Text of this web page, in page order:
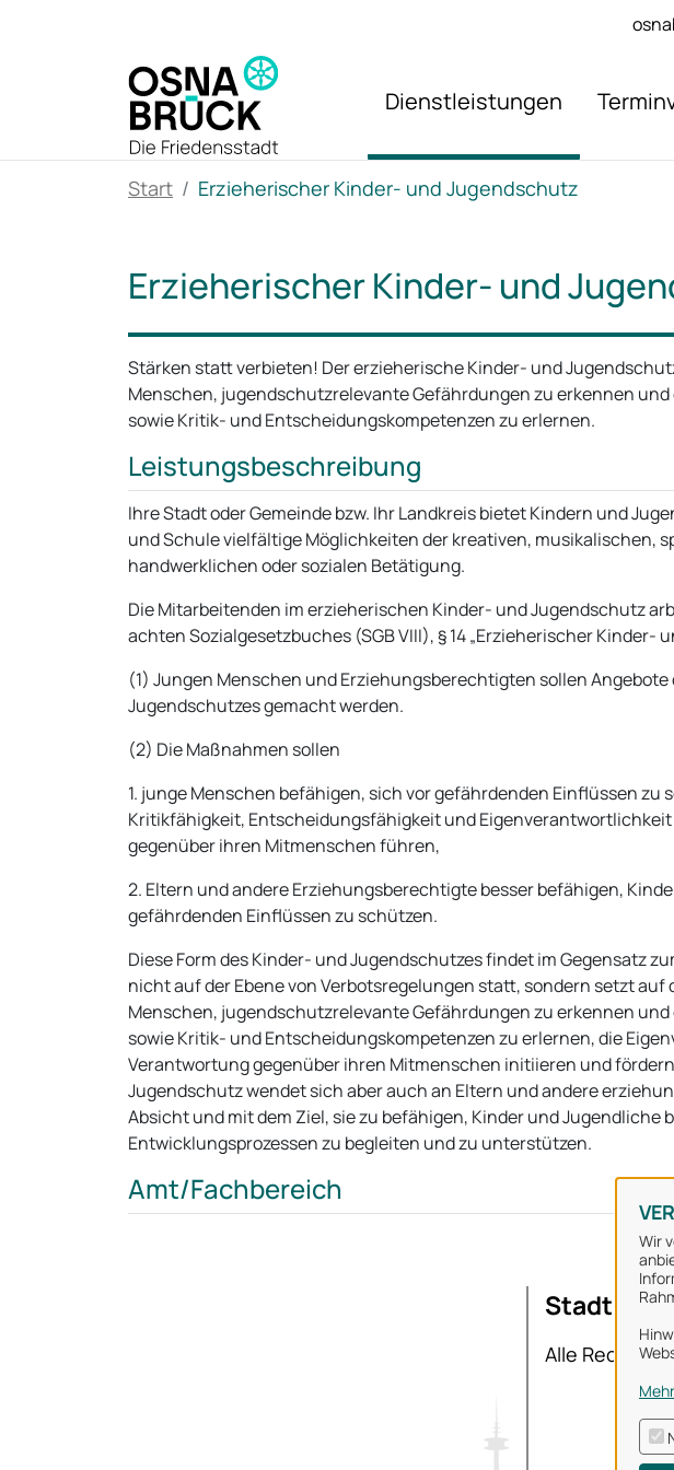
Wir
Dienstleistungen
Start Erzieherischer Kinder- und Jugendschutz
Erzieherischer Kinder- und
Stärken statt verbieten! Der erzieherische Kinder- und
Menschen, jugendschutzrelevante Gefährdungen zu erkennen
sowie Kritik- und Entscheidungskompetenzen zu erlernen.
Leistungsbeschreibung
Ihre Stadt oder Gemeinde bzw. Ihr Landkreis bietet Kindern und
und Schule vielfältige Möglichkeiten der kreativen, musikalischen,
handwerklichen oder sozialen Betätigung.
Die Mitarbeitenden im erzieherischen Kinder- und Jugendschutz
achten Sozialgesetzbuches (SGB VIII), § 14 „Erzieherischer Kinder-
(1) Jungen Menschen und Erziehungsberechtigten sollen
Jugendschutzes gemacht werden.
(2) Die Maßnahmen sollen
1. junge Menschen befähigen, sich vor gefährdenden Einflüssen zu
Kritikfähigkeit, Entscheidungsfähigkeit und
gegenüber ihren Mitmenschen führen,
2. Eltern und andere Erziehungsberechtigte besser befähigen,
gefährdenden Einflüssen zu schützen.
Diese Form des Kinder- und Jugendschutzes findet im Gegensatz
nicht auf der Ebene von Verbotsregelungen statt, sondern setzt auf
Menschen, jugendschutzrelevante Gefährdungen zu erkennen
sowie Kritik- und Entscheidungskompetenzen zu erlernen, die
Verantwortung gegenüber ihren Mitmenschen initiieren und
Jugendschutz wendet sich aber auch an Eltern und andere
Absicht und mit dem Ziel, sie zu befähigen, Kinder und Jugendliche
Entwicklungsprozessen zu begleiten und zu unterstützen.
Amt/Fachbereich
Stadt
Alle Rechte